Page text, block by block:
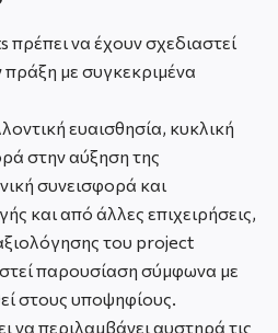
να έχουν σχεδιαστεί
πράξη με συγκεκριμένα
ευαισθησία, κυκλική
στην αύξηση της
συνεισφορά και
και από άλλες επιχειρήσεις,
του project
παρουσίαση σύμφωνα με
στους υποψηφίους.
να περιλαμβάνει αυστηρά τις